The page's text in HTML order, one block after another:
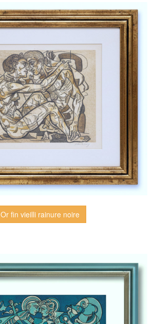
Or fin vieilli rainure noire